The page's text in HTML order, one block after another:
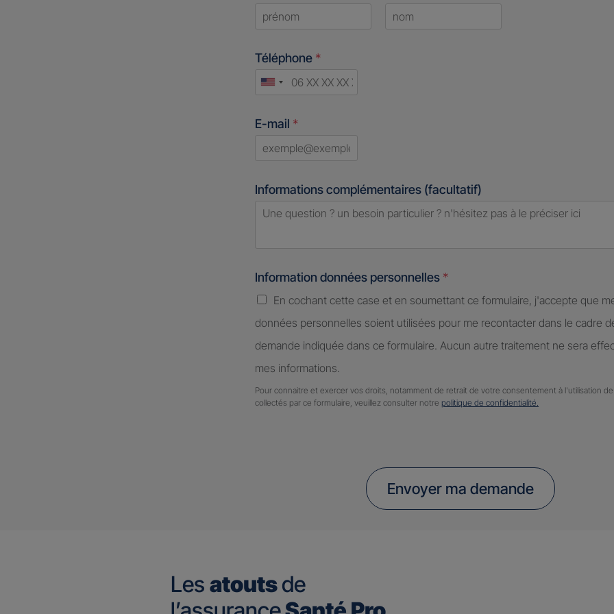
Téléphone *
United
E-mail *
Informations complémentaires (facultatif)
Information données personnelles *
En cochant cette case et en soumettant ce formulaire, j'accepte que
données personnelles soient utilisées pour me recontacter dans le cadre
demande indiquée dans ce formulaire. Aucun autre traitement ne sera
mes informations.
Pour connaitre et exercer vos droits, notamment de retrait de votre consentement à l'utilisation
collectés par ce formulaire, veuillez consulter notre politique de confidentialité.
Envoyer ma demande
Les atoutsde